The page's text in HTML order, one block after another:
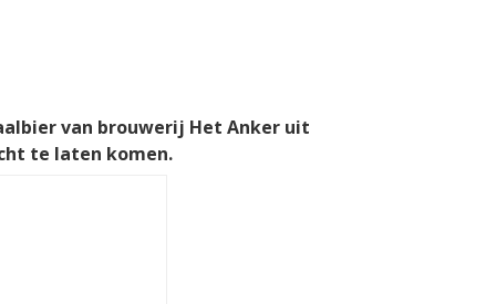
van brouwerij Het Anker uit
te laten komen.